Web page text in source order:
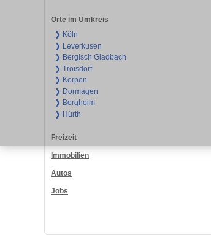
Orte im Umkreis
❯ Köln
❯ Leverkusen
❯ Bergisch Gladbach
❯ Troisdorf
❯ Kerpen
❯ Dormagen
❯ Bergheim
❯ Hürth
Freizeit
Immobilien
Autos
Jobs